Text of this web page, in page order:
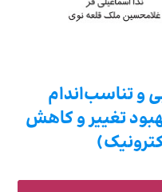
و تناسب‌اندام
تغییر و کاهش